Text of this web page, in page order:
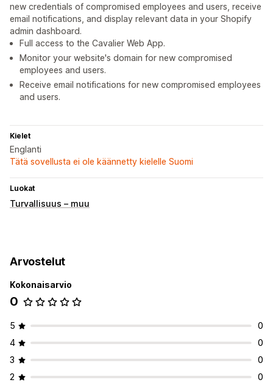
new credentials of compromised employees and users, receive
email notifications, and display relevant data in your Shopify
admin dashboard.
Full access to the Cavalier Web App.
Monitor your website's domain for new compromised
employees and users.
Receive email notifications for new compromised employees
and users.
Kielet
Englanti
Tätä sovellusta ei ole käännetty kielelle Suomi
Luokat
Turvallisuus – muu
Arvostelut
Kokonaisarvio
0
5
0
4
0
3
0
2
0